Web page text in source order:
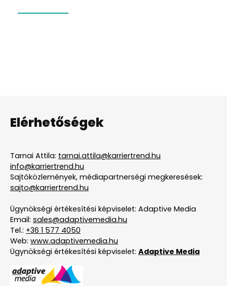
Elérhetőségek
Tarnai Attila: tarnai.attila@karriertrend.hu
info@karriertrend.hu
Sajtóközlemények, médiapartnerségi megkeresések:
sajto@karriertrend.hu
Ügynökségi értékesítési képviselet: Adaptive Media
Email: sales@adaptivemedia.hu
Tel.: +36 1 577 4050
Web: www.adaptivemedia.hu
Ügynökségi értékesítési képviselet: Adaptive Media